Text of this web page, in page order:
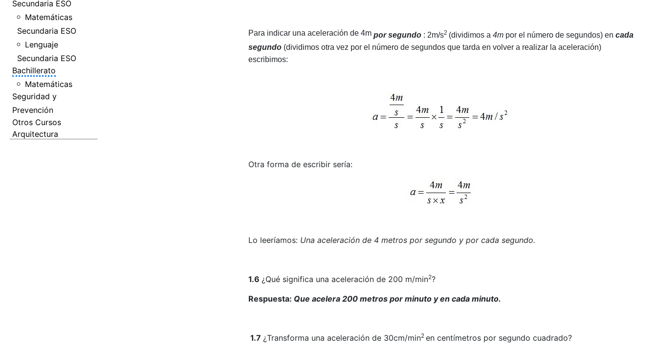
Secundaria ESO
Matemáticas
Secundaria ESO
Lenguaje
Secundaria ESO
Bachillerato
Matemáticas
Seguridad y
Prevención
Otros Cursos
Arquitectura
Para indicar una aceleración de 4m por segundo: 2m/s2 (dividimos a 4m por el número de segundos) en cada
segundo(dividimos otra vez por el número de segundos que tarda en volver a realizar la aceleración)
escribimos:
Otra forma de escribir sería:
Lo leeríamos: Una aceleración de 4 metros por segundo y por cada segundo.
1.6 ¿Qué significa una aceleración de 200 m/min2?
Respuesta: Que acelera 200 metros por minuto y en cada minuto.
1.7 ¿Transforma una aceleración de 30cm/min2 en centímetros por segundo cuadrado?